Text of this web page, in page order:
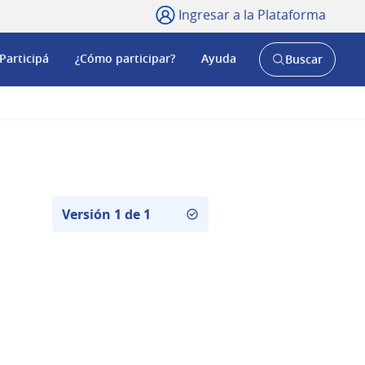
Ingresar a la Plataforma
Participá ¿Cómo participar? Ayuda
AbrirBuscar
Versión 1 de 1